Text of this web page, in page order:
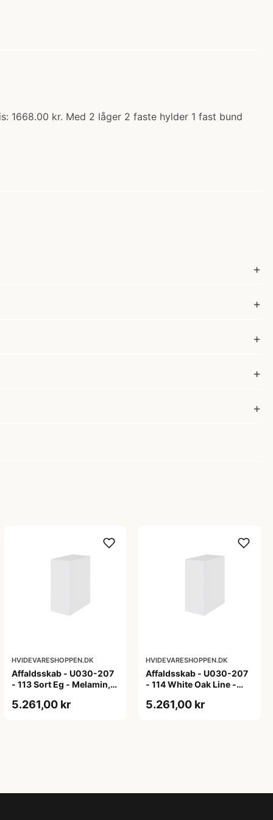
1668.00 kr. Med 2 låger 2 faste hylder 1 fast bund
HVIDEVARESHOPPEN.DK
Affaldsskab - U030-207
- 113 Sort Eg - Melamin,
5.261,00 kr
HVIDEVARESHOPPEN.DK
Affaldsskab - U030-207
- 114 White Oak Line -
5.261,00 kr